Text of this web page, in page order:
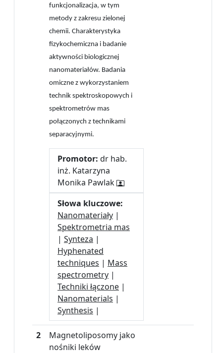
funkcjonalizacja, w tym
metody z zakresu zielonej
chemii. Charakterystyka
fizykochemiczna i badanie
aktywności biologicznej
nanomateriałów. Badania
omiczne z wykorzystaniem
technik spektroskopowych i
spektrometrów mas
połączonych z technikami
separacyjnymi.
Promotor: dr hab.
inż. Katarzyna
Monika Pawlak
Słowa kluczowe:
Nanomateriały |
Spektrometria mas
| Synteza |
Hyphenated
techniques | Mass
spectrometry |
Techniki łączone |
Nanomaterials |
Synthesis |
2
Magnetoliposomy jako
nośniki leków